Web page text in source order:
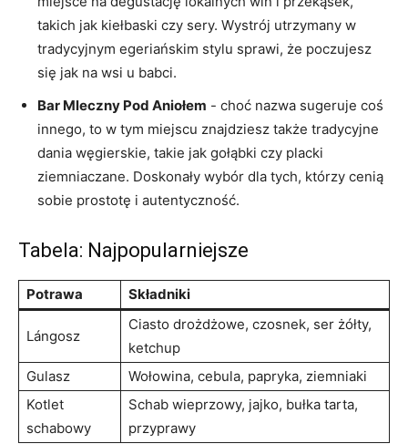
takich jak kiełbaski​ czy sery. Wystrój⁢ utrzymany ‍w‌
tradycyjnym egeriańskim stylu sprawi, że poczujesz
się jak na wsi u ​babci.
Bar⁣ Mleczny Pod Aniołem -⁤ choć nazwa sugeruje coś
⁣innego, ‌to⁢ w tym miejscu ⁤znajdziesz także tradycyjne
dania ‌węgierskie, takie jak gołąbki czy placki⁣
ziemniaczane. Doskonały wybór‍ dla tych, którzy cenią⁤
sobie prostotę i autentyczność.
Tabela: Najpopularniejsze
Potrawa Składniki
Lángosz
Ciasto ​drożdżowe, czosnek, ser żółty,
⁢ketchup
Gulasz
Wołowina,‍ cebula, papryka, ziemniaki
Kotlet
schabowy
Schab wieprzowy, jajko, bułka tarta,⁢
przyprawy